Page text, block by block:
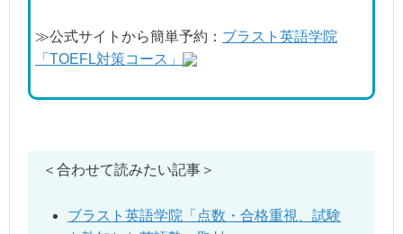
≫公式サイトから簡単予約： ブラスト英語学院
「TOEFL対策コース」
＜合わせて読みたい記事＞
ブラスト英語学院「点数・合格重視、試験